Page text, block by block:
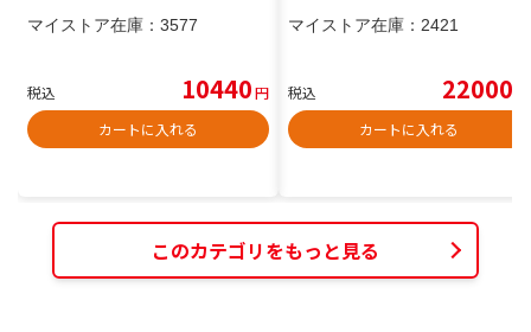
マイストア在庫： 3577
税込 10440円
カートに入れる
マイストア在庫： 2421
税込 22000
カートに入れる
このカテゴリをもっと見る